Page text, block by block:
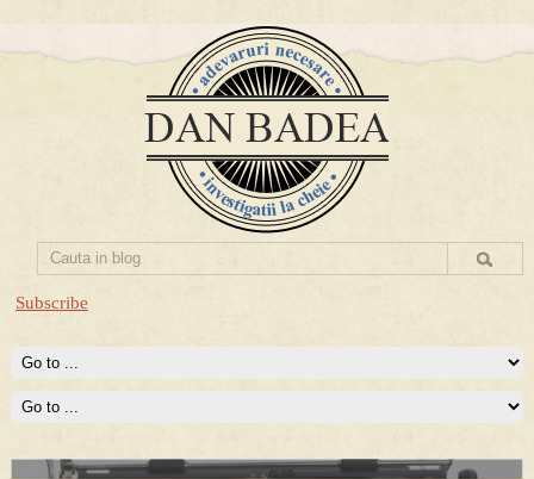
Subscribe
Prima mea carte publicata (Nemira)
Averea Presedintelui: prima lucrare despre controversatele
conturi secrete ale Securitatii.